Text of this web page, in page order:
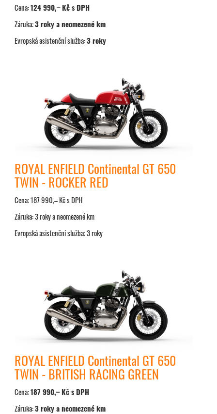
Cena:124 990,– Kč s DPH
Záruka:3 roky a neomezené km
Evropská asistenční služba:3 roky
ROYAL ENFIELD Continental GT 650
TWIN - ROCKER RED
Cena: 187 990,– Kč s DPH
Záruka: 3 roky a neomezené km
Evropská asistenční služba: 3 roky
ROYAL ENFIELD Continental GT 650
TWIN - BRITISH RACING GREEN
Cena:187 990,– Kč s DPH
Záruka:3 roky a neomezené km